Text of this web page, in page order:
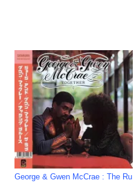
George & Gwen McCrae : The Ru